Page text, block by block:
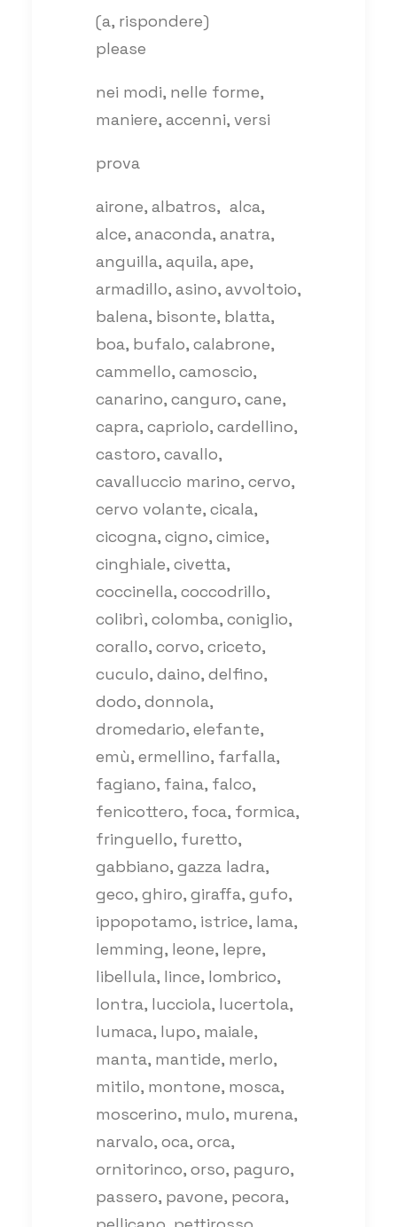
(a, rispondere)
please
nei modi, nelle forme,
maniere, accenni, versi
prova
airone, albatros, alca,
alce, anaconda, anatra,
anguilla, aquila, ape,
armadillo, asino, avvoltoio,
balena, bisonte, blatta,
boa, bufalo, calabrone,
cammello, camoscio,
canarino, canguro, cane,
capra, capriolo, cardellino,
castoro, cavallo,
cavalluccio marino, cervo,
cervo volante, cicala,
cicogna, cigno, cimice,
cinghiale, civetta,
coccinella, coccodrillo,
colibrì, colomba, coniglio,
corallo, corvo, criceto,
cuculo, daino, delfino,
dodo, donnola,
dromedario, elefante,
emù, ermellino, farfalla,
fagiano, faina, falco,
fenicottero, foca, formica,
fringuello, furetto,
gabbiano, gazza ladra,
geco, ghiro, giraffa, gufo,
ippopotamo, istrice, lama,
lemming, leone, lepre,
libellula, lince, lombrico,
lontra, lucciola, lucertola,
lumaca, lupo, maiale,
manta, mantide, merlo,
mitilo, montone, mosca,
moscerino, mulo, murena,
narvalo, oca, orca,
ornitorinco, orso, paguro,
passero, pavone, pecora,